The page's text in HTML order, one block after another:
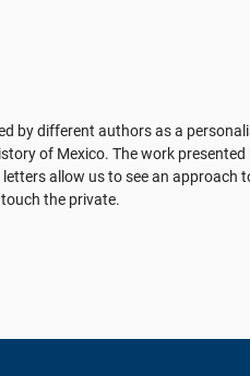
by different authors as a
of Mexico. The work
allow us to see an
the private.